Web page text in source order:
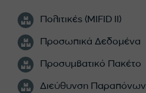
Πολιτικές (MIFID II)
Προσωπικά Δεδομένα
Προσυμβατικό Πακέτο
Διεύθυνση Παραπόνων